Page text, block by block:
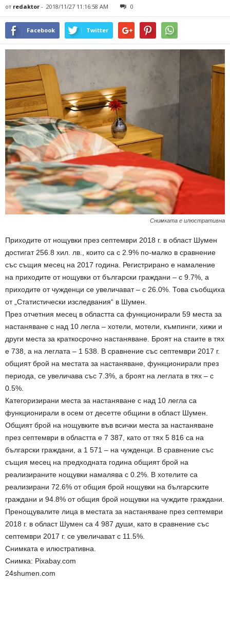
от redaktor - 2018/11/27 11:16:58 AM 0
Facebook Twitter
Снимката е илюстративна
Приходите от нощувки през септември 2018 г. в област Шумен
достигат 256.8 хил. лв., които са с 2.9% по-малко в сравнение
със същия месец на 2017 година. Регистрирано е намаление
на приходите от нощувки от български граждани – с 9.7%, а
приходите от чужденци се увеличават – с 26.0%. Това съобщиха
от „Статистически изследвания“ в Шумен.
През отчетния месец в областта са функционирали 59 места за
настаняване с над 10 легла – хотели, мотели, къмпинги, хижи и
други места за краткосрочно настаняване. Броят на стаите в тях
е 738, а на леглата – 1 538. В сравнение със септември 2017 г.
общият брой на местата за настаняване, функционирали през
периода, се увеличава със 7.3%, а броят на леглата в тях – с
0.5%.
Категоризирани места за настаняване с над 10 легла са
функционирали в осем от десетте общини в област Шумен.
Общият брой на нощувките във всички места за настаняване
през септември в областта е 7 387, като от тях 5 816 са на
български граждани, а 1 571 – на чужденци. В сравнение със
същия месец на предходната година общият брой на
реализираните нощувки намалява с 0.2%. В хотелите са
реализирани 72.6% от общия брой нощувки на българските
граждани и 94.8% от общия брой нощувки на чуждите граждани.
Пренощувалите лица в местата за настаняване през септември
2018 г. в област Шумен са 4 987 души, като в сравнение със
септември 2017 г. се увеличават с 11.5%.
Снимката е илюстративна.
Снимка: Pixabay.com
24shumen.com